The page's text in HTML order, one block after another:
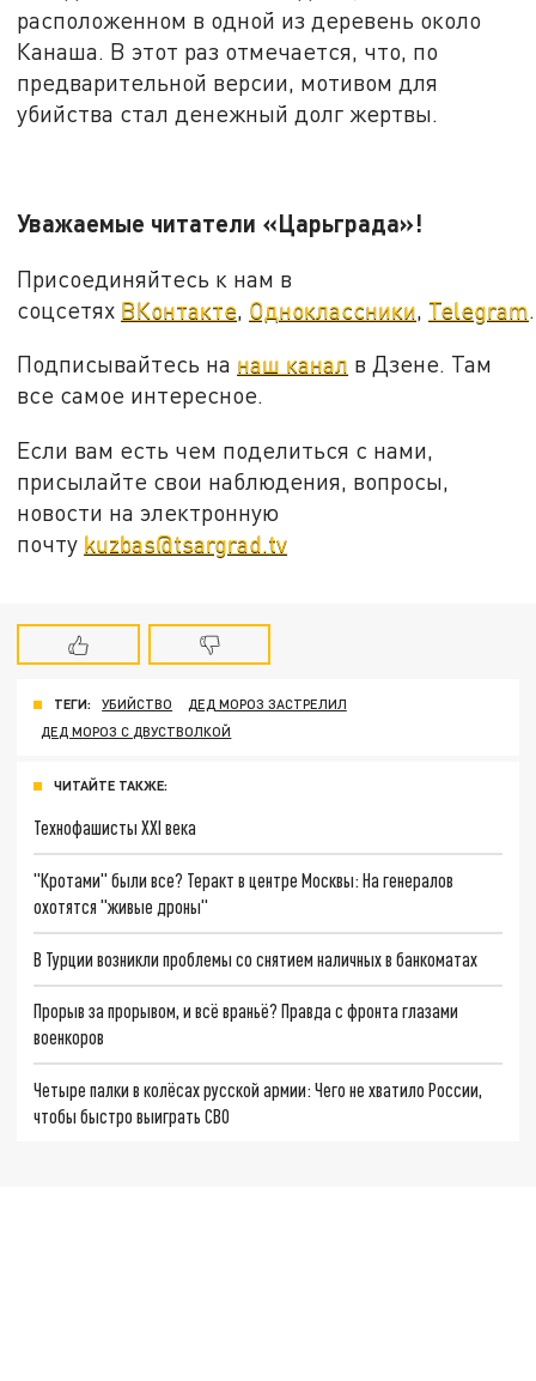
расположенном в одной из деревень около
Канаша. В этот раз отмечается, что, по
предварительной версии, мотивом для
убийства стал денежный долг жертвы.
Уважаемые читатели «Царьграда»!
Присоединяйтесь к нам в
соцсетях ВКонтакте Одноклассники Telegram
Подписывайтесь на наш канал в Дзене. Там
все самое интересное.
Если вам есть чем поделиться с нами,
присылайте свои наблюдения, вопросы,
новости на электронную
почту kuzbas@tsargrad.tv
ТЕГИ: УБИЙСТВО
ДЕД МОРОЗ ЗАСТРЕЛИЛ
ДЕД МОРОЗ С ДВУСТВОЛКОЙ
ЧИТАЙТЕ ТАКЖЕ:
Технофашисты XXI века
"Кротами" были все? Теракт в центре Москвы: На генералов
охотятся "живые дроны"
В Турции возникли проблемы со снятием наличных в банкоматах
Прорыв за прорывом, и всё враньё? Правда с фронта глазами
военкоров
Четыре палки в колёсах русской армии: Чего не хватило России,
чтобы быстро выиграть СВО